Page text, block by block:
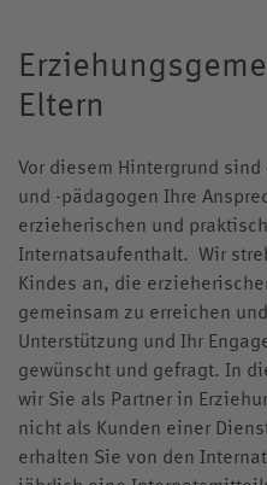
Eltern
Vor diesem Hintergrund
und -pädagogen Ihre
erzieherischen und
Internatsaufenthalt. Wir
Kindes an, die
gemeinsam zu erreichen
Unterstützung und Ihr
gewünscht und gefragt. In
wir Sie als Partner in
nicht als Kunden einer
erhalten Sie von den